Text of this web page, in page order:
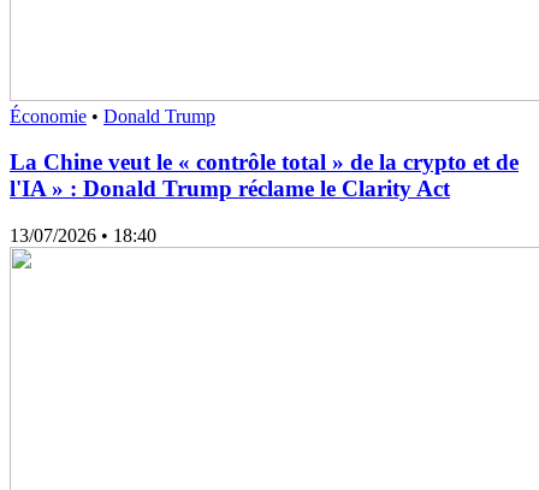
Économie • Donald Trump
La Chine veut le « contrôle total » de la crypto et de
l'IA » : Donald Trump réclame le Clarity Act
13/07/2026 • 18:40